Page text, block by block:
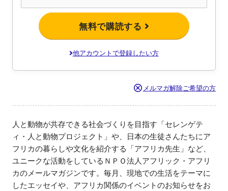
無料で購読する
他アカウントで登録したい方
メルマガ解除ご希望の方
人と動物が共存できる社会づくりを目指す「セレンゲテ
ィ・人と動物プロジェクト」や、日本の生徒さんたちにア
フリカの暮らしや文化を紹介する「アフリカ先生」など、
ユニークな活動をしているＮＰＯ法人アフリック・アフリ
カのメールマガジンです。毎月、現地での生活をテーマに
したエッセイや、アフリカ関係のイベントのお知らせをお